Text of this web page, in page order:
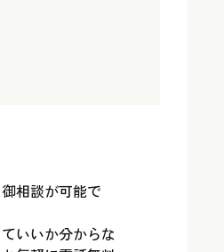
相談が可能で
いいか分からな